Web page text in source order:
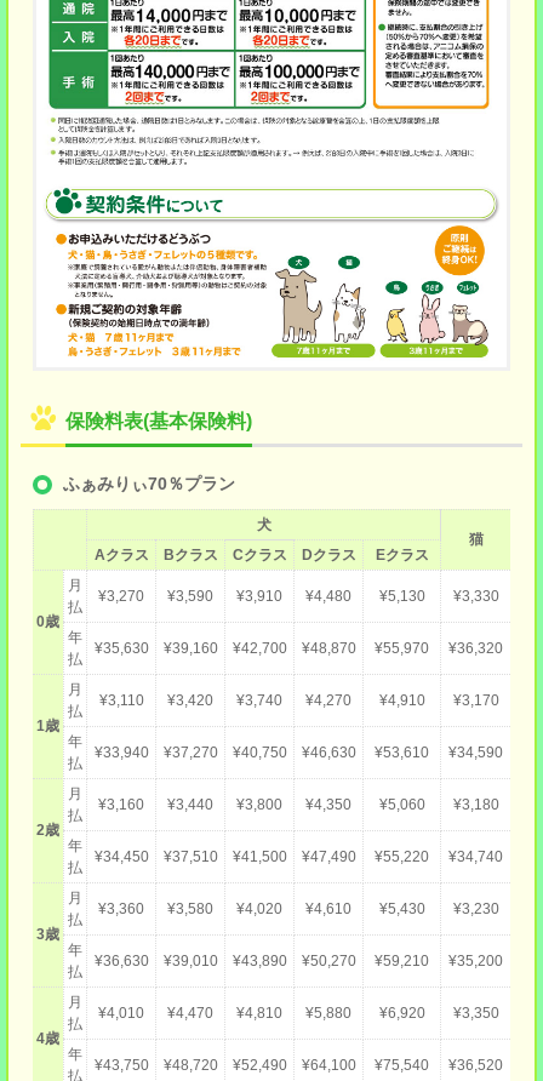
保険料表(基本保険料)
ふぁみりぃ70％プラン
犬
猫
Aクラス
Bクラス Cクラス Dクラス Eクラス
0歳
月
払
¥3,270 ¥3,590 ¥3,910 ¥4,480 ¥5,130 ¥3,330
年
払
¥35,630 ¥39,160 ¥42,700 ¥48,870 ¥55,970 ¥36,320
1歳
月
払
¥3,110 ¥3,420 ¥3,740 ¥4,270 ¥4,910 ¥3,170
年
払
¥33,940 ¥37,270 ¥40,750 ¥46,630 ¥53,610 ¥34,590
2歳
月
払
¥3,160 ¥3,440 ¥3,800 ¥4,350 ¥5,060 ¥3,180
年
払
¥34,450 ¥37,510 ¥41,500 ¥47,490 ¥55,220 ¥34,740
3歳
月
払
¥3,360 ¥3,580 ¥4,020 ¥4,610 ¥5,430 ¥3,230
年
払
¥36,630 ¥39,010 ¥43,890 ¥50,270 ¥59,210 ¥35,200
4歳
月
払
¥4,010 ¥4,470 ¥4,810 ¥5,880 ¥6,920 ¥3,350
年
払
¥43,750 ¥48,720 ¥52,490 ¥64,100 ¥75,540 ¥36,520